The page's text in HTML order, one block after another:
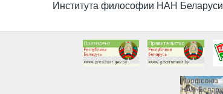
Института философии НАН Беларуси